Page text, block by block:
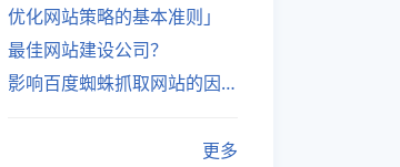
优化网站策略的基本准则」
最佳网站建设公司？
影响百度蜘蛛抓取网站的因素有哪些？
更多